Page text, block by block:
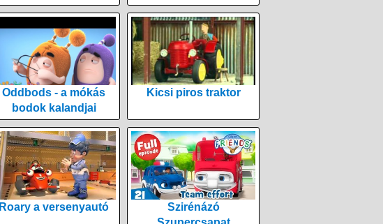
Oddbods - a mókás
bodok kalandjai
Kicsi piros traktor
Roary a versenyautó
Szirénázó